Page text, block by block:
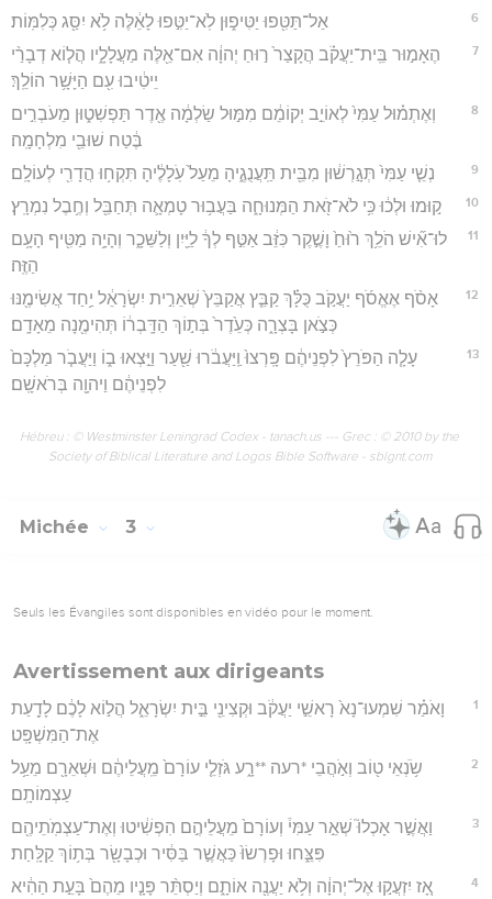
6 אַל־תַּטִּ֖פוּ יַטִּיפ֑וּן לֹֽא־יַטִּ֣פוּ לָאֵ֔לֶּה לֹ֥א יִסַּ֖ג כְּלִמּֽוֹת׃
7
הֶאָמ֣וּר בֵּֽית־יַעֲקֹ֗ב הֲקָצַר֙ ר֣וּחַ יְהוָ֔ה אִם־אֵ֖לֶּה מַעֲלָלָ֑יו הֲל֤וֹא דְבָרַ֨י
יֵיטִ֔יבוּ עִ֖ם הַיָּשָׁ֥ר הוֹלֵֽךְ׃
8
וְאֶתְמ֗וּל עַמִּי֙ לְאוֹיֵ֣ב יְקוֹמֵ֔ם מִמּ֣וּל שַׂלְמָ֔ה אֶ֖דֶר תַּפְשִׁט֑וּן מֵעֹבְרִ֣ים
בֶּ֔טַח שׁוּבֵ֖י מִלְחָמָֽה׃
9 נְשֵׁ֤י עַמִּי֙ תְּגָ֣רְשׁ֔וּן מִבֵּ֖ית תַּֽעֲנֻגֶ֑יהָ מֵעַל֙ עֹֽלָלֶ֔יהָ תִּקְח֥וּ הֲדָרִ֖י לְעוֹלָֽם׃
10 ק֣וּמוּ וּלְכ֔וּ כִּ֥י לֹא־זֹ֖את הַמְּנוּחָ֑ה בַּעֲב֥וּר טָמְאָ֛ה תְּחַבֵּ֖ל וְחֶ֥בֶל נִמְרָֽץ׃
11
לוּ־אִ֞ישׁ הֹלֵ֥ךְ ר֙וּחַ֙ וָשֶׁ֣קֶר כִּזֵּ֔ב אַטִּ֣ף לְךָ֔ לַיַּ֖יִן וְלַשֵּׁכָ֑ר וְהָיָ֥ה מַטִּ֖יף הָעָ֥ם
הַזֶּֽה׃
12
אָסֹ֨ף אֶאֱסֹ֜ף יַעֲקֹ֣ב כֻּלָּ֗ךְ קַבֵּ֤ץ אֲקַבֵּץ֙ שְׁאֵרִ֣ית יִשְׂרָאֵ֔ל יַ֥חַד אֲשִׂימֶ֖נּוּ
כְּצֹ֣אן בָּצְרָ֑ה כְּעֵ֙דֶר֙ בְּת֣וֹךְ הַדָּֽבְר֔וֹ תְּהִימֶ֖נָה מֵאָדָֽם׃
13
עָלָ֤ה הַפֹּרֵץ֙ לִפְנֵיהֶ֔ם פָּֽרְצוּ֙ וַֽיַּעֲבֹ֔רוּ שַׁ֖עַר וַיֵּ֣צְאוּ ב֑וֹ וַיַּעֲבֹ֤ר מַלְכָּם֙
לִפְנֵיהֶ֔ם וַיהוָ֖ה בְּרֹאשָֽׁם׃
Hébreu : © Westminster Leningrad Codex - tanach.us --- Grec : © 2010 by the
Society of Biblical Literature and Logos Bible Software - sblgnt.com
Michée 3
Seuls les Évangiles sont disponibles en vidéo pour le moment.
Avertissement aux dirigeants
1
וָאֹמַ֗ר שִׁמְעוּ־נָא֙ רָאשֵׁ֣י יַעֲקֹ֔ב וּקְצִינֵ֖י בֵּ֣ית יִשְׂרָאֵ֑ל הֲל֣וֹא לָכֶ֔ם לָדַ֖עַת
אֶת־הַמִּשְׁפָּֽט׃
2
שֹׂ֥נְאֵי ט֖וֹב וְאֹ֣הֲבֵי *רעה **רָ֑ע גֹּזְלֵ֤י עוֹרָם֙ מֵֽעֲלֵיהֶ֔ם וּשְׁאֵרָ֖ם מֵעַ֥ל
עַצְמוֹתָֽם׃
3
וַאֲשֶׁ֣ר אָכְלוּ֮ שְׁאֵ֣ר עַמִּי֒ וְעוֹרָם֙ מֵעֲלֵיהֶ֣ם הִפְשִׁ֔יטוּ וְאֶת־עַצְמֹֽתֵיהֶ֖ם
פִּצֵּ֑חוּ וּפָרְשׂוּ֙ כַּאֲשֶׁ֣ר בַּסִּ֔יר וּכְבָשָׂ֖ר בְּת֥וֹךְ קַלָּֽחַת׃
4
אָ֚ז יִזְעֲק֣וּ אֶל־יְהוָ֔ה וְלֹ֥א יַעֲנֶ֖ה אוֹתָ֑ם וְיַסְתֵּ֨ר פָּנָ֤יו מֵהֶם֙ בָּעֵ֣ת הַהִ֔יא